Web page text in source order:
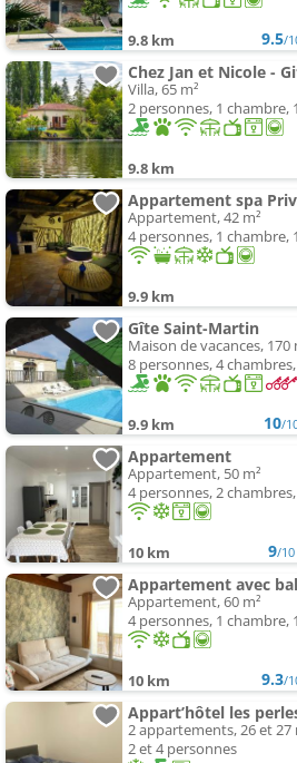
9.8 km 9.5/
Chez Jan et Nicole -
Villa, 65 m²
2 personnes, 1 chambre,
9.8 km
Appartement, 42 m²
4 personnes, 1 chambre,
9.9 km
Gîte Saint-Martin
Maison de vacances, 170
8 personnes, 4
9.9 km 10/
Appartement
Appartement, 50 m²
4 personnes, 2
10 km 9/10
Appartement avec
Appartement, 60 m²
4 personnes, 1 chambre,
10 km 9.3/
Appart’hôtel les
2 appartements, 26 et 27
2 et 4 personnes